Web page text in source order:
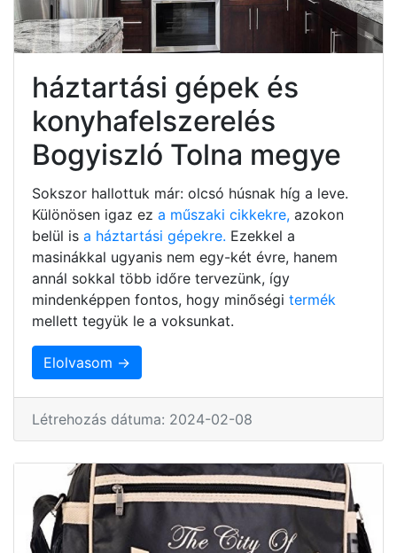
háztartási gépek és
konyhafelszerelés
Bogyiszló Tolna megye
Sokszor hallottuk már: olcsó húsnak híg a leve.
Különösen igaz ez a műszaki cikkekre, azokon
belül is a háztartási gépekre. Ezekkel a
masinákkal ugyanis nem egy-két évre, hanem
annál sokkal több időre tervezünk, így
mindenképpen fontos, hogy minőségi termék
mellett tegyük le a voksunkat.
Elolvasom →
Létrehozás dátuma: 2024-02-08